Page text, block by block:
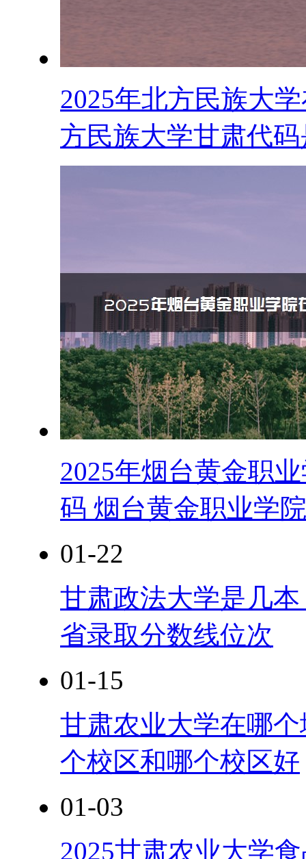
2025年北方民族大
方民族大学甘肃代
2025年烟台黄金职
码 烟台黄金职业学
01-22
甘肃政法大学是几
省录取分数线位次
01-15
甘肃农业大学在哪
个校区和哪个校区好
01-03
2025甘肃农业大学